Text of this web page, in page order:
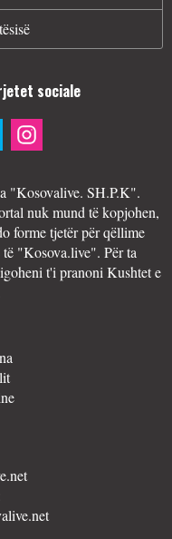
sociale
"Kosovalive. SH.P.K".
nuk mund të kopjohen,
forme tjetër për qëllime
"Kosova.live". Për ta
t'i pranoni Kushtet e